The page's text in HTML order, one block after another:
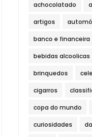
achocolatado
artigos
banco e financeira
bebidas alcoolicas
brinquedos
cigarros
copa do mundo
curiosidades